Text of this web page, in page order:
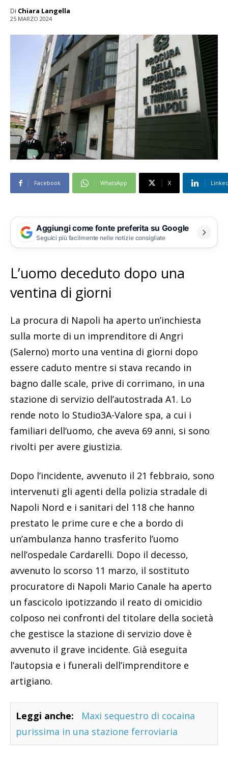
Di Chiara Langella
25 MARZO 2024
Facebook WhatsApp X
Aggiungi come fonte preferita su Google
Seguici più facilmente nelle notizie consigliate
L’uomo deceduto dopo una
ventina di giorni
La procura di Napoli ha aperto un’inchiesta
sulla morte di un imprenditore di Angri
(Salerno) morto una ventina di giorni dopo
essere caduto mentre si stava recando in
bagno dalle scale, prive di corrimano, in una
stazione di servizio dell’autostrada A1. Lo
rende noto lo Studio3A-Valore spa, a cui i
familiari dell’uomo, che aveva 69 anni, si sono
rivolti per avere giustizia.
Dopo l’incidente, avvenuto il 21 febbraio, sono
intervenuti gli agenti della polizia stradale di
Napoli Nord e i sanitari del 118 che hanno
prestato le prime cure e che a bordo di
un’ambulanza hanno trasferito l’uomo
nell’ospedale Cardarelli. Dopo il decesso,
avvenuto lo scorso 11 marzo, il sostituto
procuratore di Napoli Mario Canale ha aperto
un fascicolo ipotizzando il reato di omicidio
colposo nei confronti del titolare della società
che gestisce la stazione di servizio dove è
avvenuto il grave incidente. Già eseguita
l’autopsia e i funerali dell’imprenditore e
artigiano.
Leggi anche:
Maxi sequestro di cocaina
purissima in una stazione ferroviaria